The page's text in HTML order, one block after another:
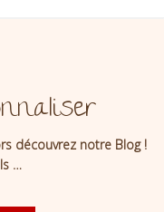
découvrez notre Blog !
…